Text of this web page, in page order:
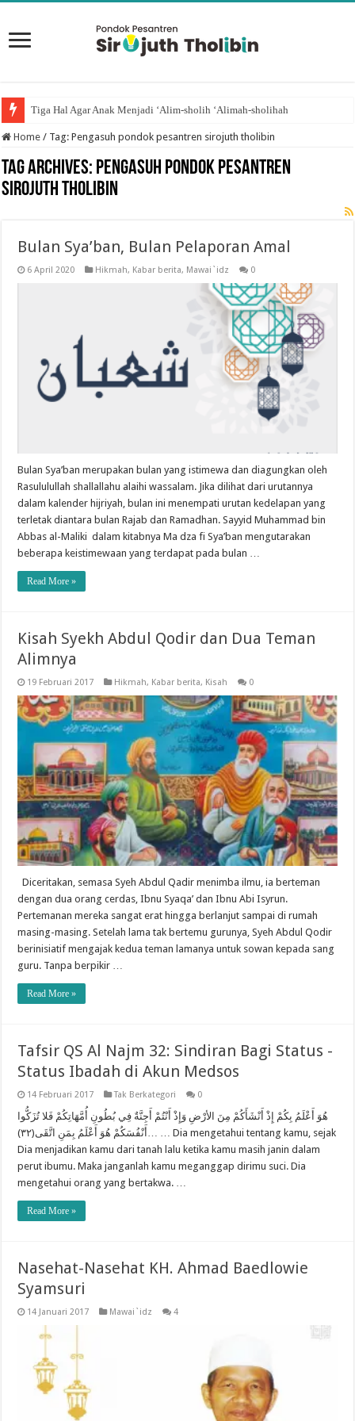
Tiga Hal Agar Anak Menjadi ‘Alim-sholih ‘Alimah-sholihah
Home / Tag:Pengasuh pondok pesantren sirojuth tholibin
Tag Archives: Pengasuh pondok pesantren
sirojuth tholibin
Bulan Sya’ban, Bulan Pelaporan Amal
6 April 2020 Hikmah, Kabar berita, Mawai`idz 0
Bulan Sya’ban merupakan bulan yang istimewa dan diagungkan oleh
Rasululullah shallallahu alaihi wassalam. Jika dilihat dari urutannya
dalam kalender hijriyah, bulan ini menempati urutan kedelapan yang
terletak diantara bulan Rajab dan Ramadhan. Sayyid Muhammad bin
Abbas al-Maliki dalam kitabnya Ma dza fi Sya’ban mengutarakan
beberapa keistimewaan yang terdapat pada bulan …
Read More »
Kisah Syekh Abdul Qodir dan Dua Teman
Alimnya
19 Februari 2017 Hikmah, Kabar berita, Kisah 0
Diceritakan, semasa Syeh Abdul Qadir menimba ilmu, ia berteman
dengan dua orang cerdas, Ibnu Syaqa’ dan Ibnu Abi Isyrun.
Pertemanan mereka sangat erat hingga berlanjut sampai di rumah
masing-masing. Setelah lama tak bertemu gurunya, Syeh Abdul Qodir
berinisiatif mengajak kedua teman lamanya untuk sowan kepada sang
guru. Tanpa berpikir …
Read More »
Tafsir QS Al Najm 32: Sindiran Bagi Status -
Status Ibadah di Akun Medsos
14 Februari 2017 Tak Berkategori 0
هُوَ أَعْلَمُ بِكُمْ إِذْ أَنْشَأَكُمْ مِنَ الأرْضِ وَإِذْ أَنْتُمْ أَجِنَّةٌ فِي بُطُونِ أُمَّهَاتِكُمْ فَلا تُزَكُّوا
أَنْفُسَكُمْ هُوَ أَعْلَمُ بِمَنِ اتَّقَى(٣٢)… … Dia mengetahui tentang kamu, sejak
Dia menjadikan kamu dari tanah lalu ketika kamu masih janin dalam
perut ibumu. Maka janganlah kamu meganggap dirimu suci. Dia
mengetahui orang yang bertakwa. …
Read More »
Nasehat-Nasehat KH. Ahmad Baedlowie
Syamsuri
14 Januari 2017 Mawai`idz 4